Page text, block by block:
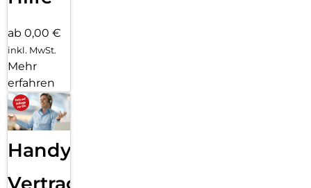
ab 0,00 €
inkl. MwSt.
Mehr
erfahren
Handy